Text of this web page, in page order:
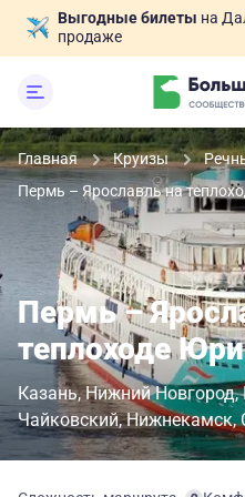
Выгодные билеты на
продаже
Главная Круизы
Пермь – Ярославль на
Пермь –
теплоходе
Казань Нижний Новгород
Чайковский Нижнекамск